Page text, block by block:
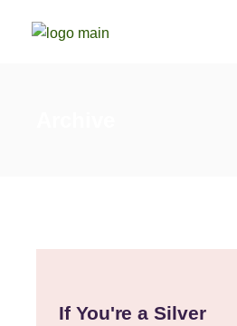
If You're a Silver